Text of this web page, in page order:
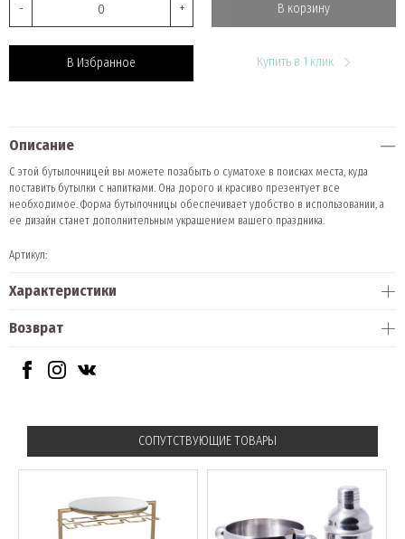
- + В корзину
В Избранное Купить в 1 клик
Описание
С этой бутылочницей вы можете позабыть о суматохе в поисках места, куда
поставить бутылки с напитками. Она дорого и красиво презентует все
необходимое. Форма бутылочницы обеспечивает удобство в использовании, а
ее дизайн станет дополнительным украшением вашего праздника.
Артикул:
Характеристики
Возврат
СОПУТСТВУЮЩИЕ ТОВАРЫ